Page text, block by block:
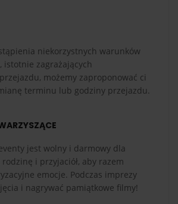
niekorzystnych warunków
istotnie zagrażających
możemy zaproponować ci
terminu lub godziny przejazdu.
jest wolny i darmowy dla
i przyjaciół, aby razem
emocje. Podczas imprezy
i nagrywać pamiątkowe filmy!